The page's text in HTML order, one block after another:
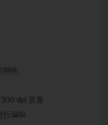
能性
dpi 质量
行编辑